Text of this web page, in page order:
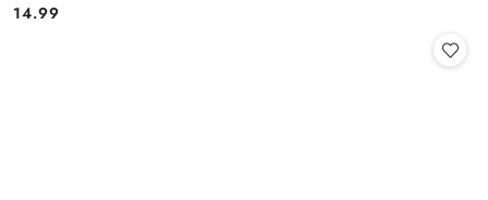
Cena:
14.99